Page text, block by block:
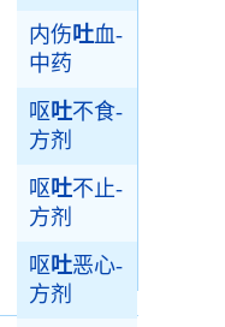
内伤吐血-
中药
呕吐不食-
方剂
呕吐不止-
方剂
呕吐恶心-
方剂